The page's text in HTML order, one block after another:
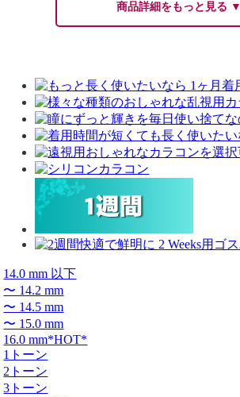
商品詳細をもっと見る ▼
14.0 mm 以下
〜 14.2 mm
〜 14.5 mm
〜 15.0 mm
16.0 mm*HOT*
1トーン
2トーン
3トーン